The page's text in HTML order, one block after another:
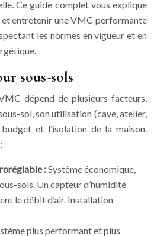
Ce guide complet vous explique
entretenir une VMC performante
les normes en vigueur et en
sous-sols
dépend de plusieurs facteurs,
sol, son utilisation (cave, atelier,
et l’isolation de la maison.
:Système économique,
sols. Un capteur d’humidité
le débit d’air. Installation
plus performant et plus